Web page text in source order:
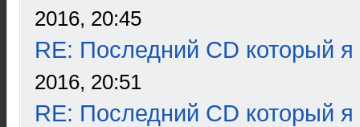
2016, 20:45
RE: Последний CD который я
2016, 20:51
RE: Последний CD который я